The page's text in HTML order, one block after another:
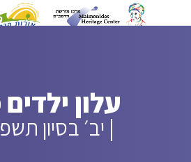
עלון
| יב׳ בסיון